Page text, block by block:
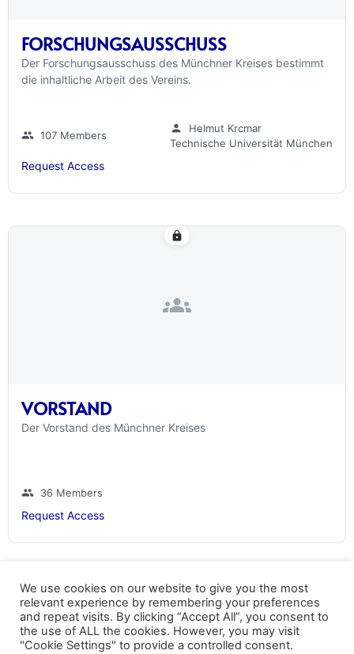
FORSCHUNGSAUSSCHUSS
Der Forschungsausschuss des Münchner Kreises bestimmt
die inhaltliche Arbeit des Vereins.
group 107 Members
person
Helmut Krcmar
Technische Universität München
Request Access
groups
lock
VORSTAND
Der Vorstand des Münchner Kreises
group 36 Members
Request Access
Datenschutz Kopierrechte Impressum
We use cookies on our website to give you the most
relevant experience by remembering your preferences
and repeat visits. By clicking “Accept All”, you consent to
the use of ALL the cookies. However, you may visit
"Cookie Settings" to provide a controlled consent.